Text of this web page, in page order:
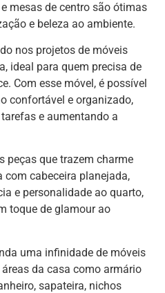
mesas de centro são ótimas
e beleza ao ambiente.
nos projetos de móveis
ideal para quem precisa de
Com esse móvel, é possível
confortável e organizado,
e aumentando a
peças que trazem charme
com cabeceira planejada,
e personalidade ao quarto,
toque de glamour ao
uma infinidade de móveis
da casa como armário
sapateira, nichos